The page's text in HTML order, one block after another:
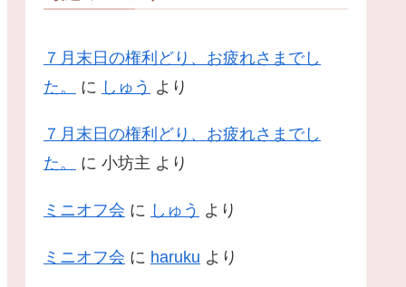
７月末日の権利どり、お疲れさまでし
た。
に しゅう より
７月末日の権利どり、お疲れさまでし
た。
に 小坊主 より
ミニオフ会 に しゅう より
ミニオフ会 に haruku より